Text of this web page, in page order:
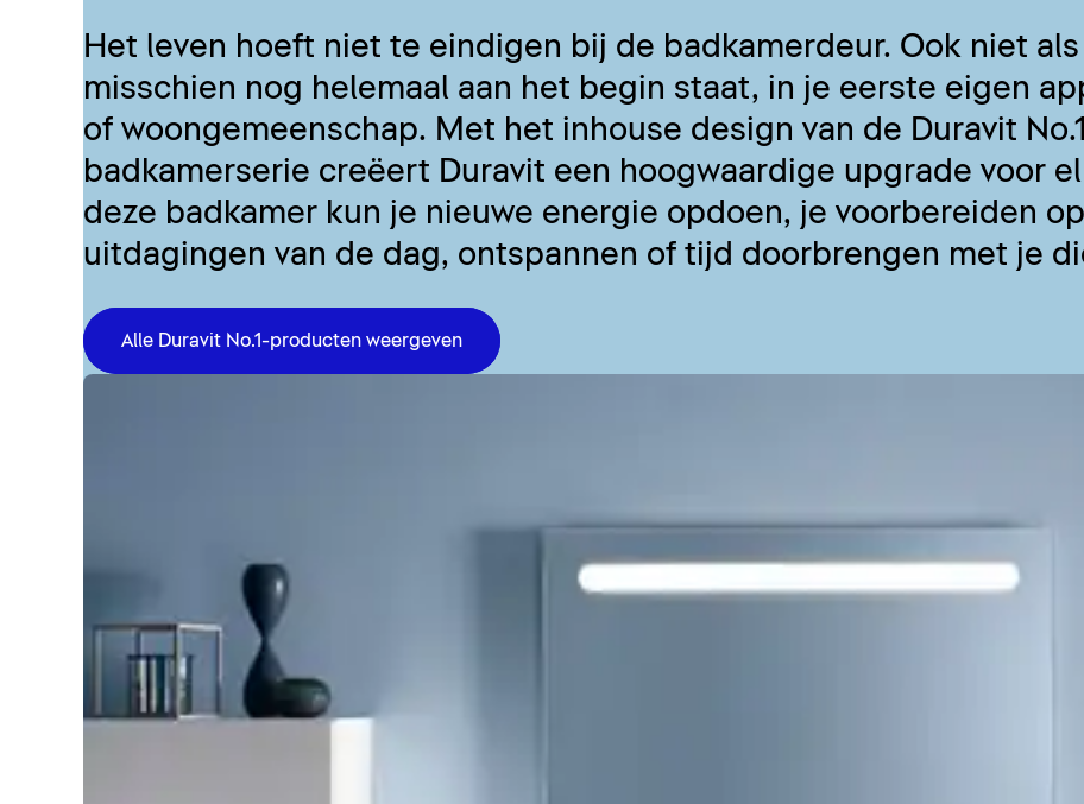
Het leven hoeft niet te eindigen bij de badkamerdeur. Ook niet als
misschien nog helemaal aan het begin staat, in je eerste eigen
of woongemeenschap. Met het inhouse design van de Duravit
badkamerserie creëert Duravit een hoogwaardige upgrade voor
deze badkamer kun je nieuwe energie opdoen, je voorbereiden
uitdagingen van de dag, ontspannen of tijd doorbrengen met je
Alle Duravit No.1-producten weergeven